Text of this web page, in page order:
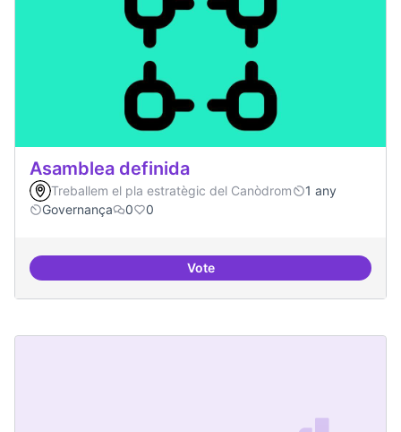
Asamblea definida
Treballem el pla estratègic del Canòdrom
1 any
Governança
0 0
VoteAsamblea definida